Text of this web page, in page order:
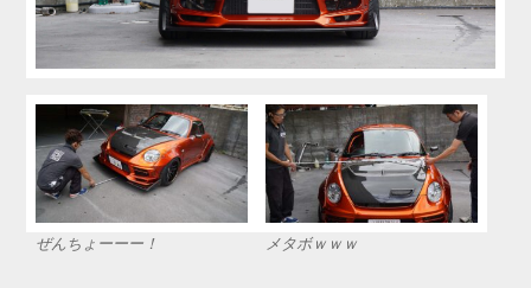
ぜんちょーーー！ メタボｗｗｗ